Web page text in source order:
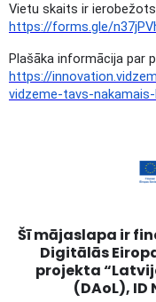
Vietu skaits ir
https://forms.gle/
Plašāka informācija par
https://
vidzeme-tavs-
Šī mājaslapa ir
Digitālās
projekta
(DAoL), ID